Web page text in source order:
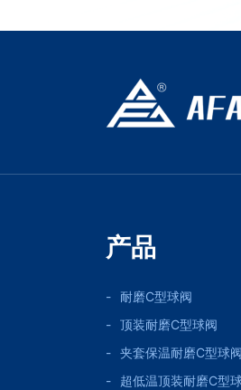
产品
耐磨C型球阀
顶装耐磨C型球阀
夹套保温耐磨C型球阀
超低温顶装耐磨C型